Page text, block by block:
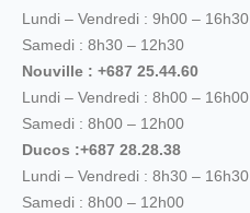
Lundi – Vendredi : 9h00 – 16h30
Samedi : 8h30 – 12h30
Nouville : +687 25.44.60
Lundi – Vendredi : 8h00 – 16h00
Samedi : 8h00 – 12h00
Ducos :+687 28.28.38
Lundi – Vendredi : 8h30 – 16h30
Samedi : 8h00 – 12h00